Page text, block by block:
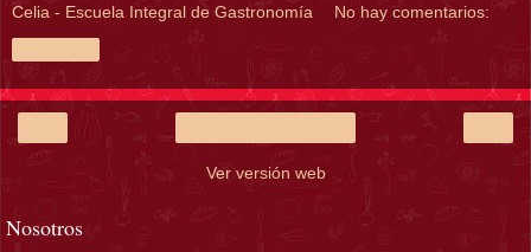
Celia - Escuela Integral de Gastronomía No hay comentarios:
Ver versión web
Nosotros